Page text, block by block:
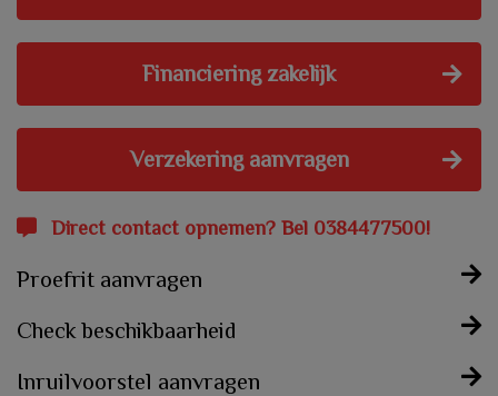
Financiering zakelijk
Verzekering aanvragen
Direct contact opnemen? Bel 0384477500!
Proefrit aanvragen
Check beschikbaarheid
Inruilvoorstel aanvragen